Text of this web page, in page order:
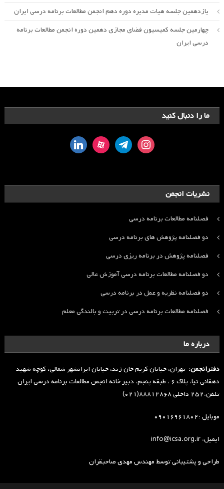
یازدهمین جلسه هیات مدیره دوره دهم انجمن مطالعات برنامه درسی ایران
چهارمین جلسه کمیسیون فضای مجازی دهمین دوره انجمن مطالعات برنامه
درسی ایران
ما را دنبال کنید
instagram
telegram
aparat
linkedin
نشریات انجمن
فصلنامه مطالعات برنامه درسی
دو فصلنامه پژوهش های برنامه درسی
فصلنامه پژوهش در برنامه ریزی درسی
دو فصلنامه مطالعات برنامه درسی آموزش عالی
دو فصلنامه نظریه و عمل در برنامه درسی
فصلنامه مطالعات برنامه درسی در تربیت و بالندگی معلم
درباره ما
دفترانجمن: تهران، خیابان کریم خان زند، خیابان ایرانشهر شمالی، کوچه شهید
دهقانی نیا، پلاک ۶ ، طبقه پنجم، دبیر خانه انجمن مطالعات برنامه درسی ایران
تلفن:۲۵۲ داخلی ۸۸۸۱۲۸۶۸(۰۲۱)
موبایل :۰۹۰۱۶۹۶۱۸۰۲
ایمیل: info@icsa.org.ir
طراحی و پشتیبانی توسطمهندس مهدی صاحبقران